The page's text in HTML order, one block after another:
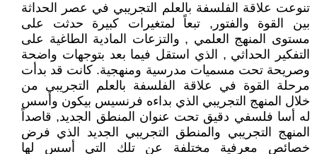
تنوعت علاقة الفلسفة بالعلم التجريبي في عصر الحداثة
بين القوة والفتور, تبعاً لمتغيرات كبيرة حدثت على
مستوى المنهج العلمي , والتزعات المادية الطاغية على
التفكير الحداثي , الذي استقل فيما بعد بتوجهات واضحة
وصريحة تحت مسميات مدرسية ومنهجية. كانت قد بدأت
مرحلة القوة في علاقة الفلسفة بالعلم التجريبي من
خلال المنهج التجريبي الذي بداءه فرنسيس بيكون وأسس
له أسا فلسفي دقيق تحت عنوان المنطق الجديد, قاصداً
المنهج التجريبي والمنطق التجريبي الجديد الذي فرض
خصائص معرفية مختلفة عن تلك التي أسس لها